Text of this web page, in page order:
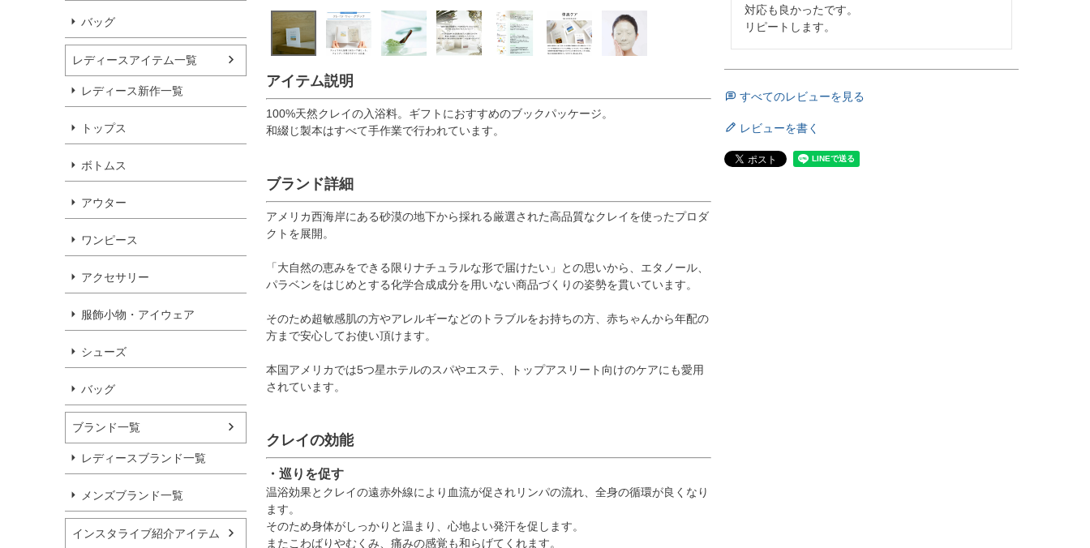
バッグ
レディースアイテム一覧
レディース新作一覧
トップス
ボトムス
アウター
ワンピース
アクセサリー
服飾小物・アイウェア
シューズ
バッグ
ブランド一覧
レディースブランド一覧
メンズブランド一覧
インスタライブ紹介アイテム
アイテム説明
100%天然クレイの入浴料。ギフトにおすすめのブックパッケージ。
和綴じ製本はすべて手作業で行われています。
ブランド詳細
アメリカ西海岸にある砂漠の地下から採れる厳選された高品質なクレイを使ったプロダ
クトを展開。
「大自然の恵みをできる限りナチュラルな形で届けたい」との思いから、エタノール、
パラベンをはじめとする化学合成成分を用いない商品づくりの姿勢を貫いています。
そのため超敏感肌の方やアレルギーなどのトラブルをお持ちの方、赤ちゃんから年配の
方まで安心してお使い頂けます。
本国アメリカでは5つ星ホテルのスパやエステ、トップアスリート向けのケアにも愛用
されています。
クレイの効能
・巡りを促す
温浴効果とクレイの遠赤外線により血流が促されリンパの流れ、全身の循環が良くなり
ます。
そのため身体がしっかりと温まり、心地よい発汗を促します。
またこわばりやむくみ、痛みの感覚も和らげてくれます。
対応も良かったです。
リピートします。
すべてのレビューを見る
レビューを書く